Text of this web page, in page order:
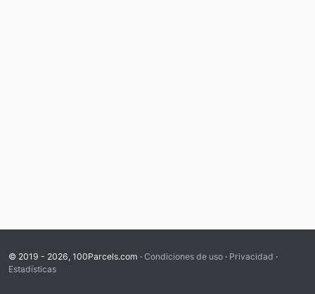
© 2019 - 2026, 100Parcels.com · Condiciones de uso · Privacidad ·
Estadísticas